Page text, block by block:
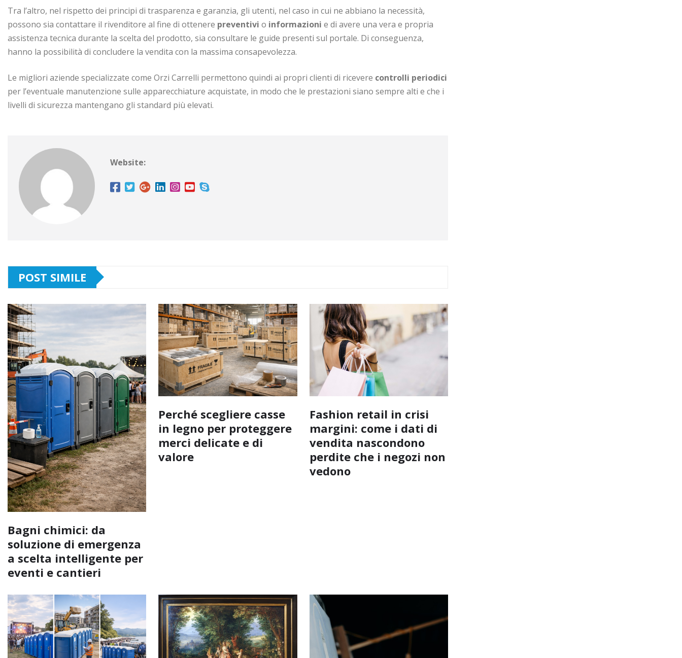
Tra l’altro, nel rispetto dei principi di trasparenza e garanzia, gli utenti, nel caso in cui ne abbiano la necessità,
possono sia contattare il rivenditore al fine di ottenere preventivi o informazioni e di avere una vera e propria
assistenza tecnica durante la scelta del prodotto, sia consultare le guide presenti sul portale. Di conseguenza,
hanno la possibilità di concludere la vendita con la massima consapevolezza.
Le migliori aziende specializzate come Orzi Carrelli permettono quindi ai propri clienti di ricevere controlli periodici
per l’eventuale manutenzione sulle apparecchiature acquistate, in modo che le prestazioni siano sempre alti e che i
livelli di sicurezza mantengano gli standard più elevati.
Website:
POST SIMILE
Bagni chimici: da
soluzione di emergenza
a scelta intelligente per
eventi e cantieri
Perché scegliere casse
in legno per proteggere
merci delicate e di
valore
Fashion retail in crisi
margini: come i dati di
vendita nascondono
perdite che i negozi non
vedono